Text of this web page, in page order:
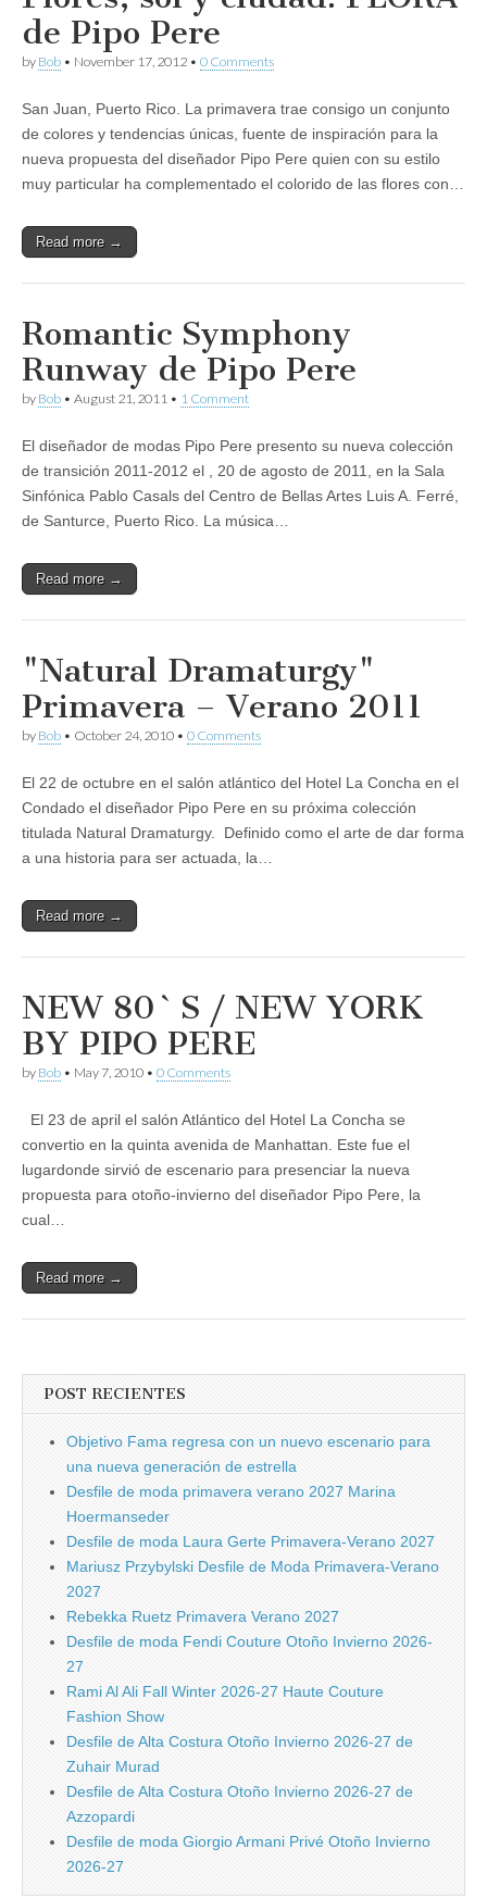
de Pipo Pere
by Bob • November 17, 2012 • 0 Comments
San Juan, Puerto Rico. La primavera trae consigo un conjunto
de colores y tendencias únicas, fuente de inspiración para la
nueva propuesta del diseñador Pipo Pere quien con su estilo
muy particular ha complementado el colorido de las flores con…
Read more →
Romantic Symphony
Runway de Pipo Pere
by Bob • August 21, 2011 • 1 Comment
El diseñador de modas Pipo Pere presento su nueva colección
de transición 2011-2012 el , 20 de agosto de 2011, en la Sala
Sinfónica Pablo Casals del Centro de Bellas Artes Luis A. Ferré,
de Santurce, Puerto Rico. La música…
Read more →
"Natural Dramaturgy"
Primavera – Verano 2011
by Bob • October 24, 2010 • 0 Comments
El 22 de octubre en el salón atlántico del Hotel La Concha en el
Condado el diseñador Pipo Pere en su próxima colección
titulada Natural Dramaturgy. Definido como el arte de dar forma
a una historia para ser actuada, la…
Read more →
NEW 80`S / NEW YORK
BY PIPO PERE
by Bob • May 7, 2010 • 0 Comments
El 23 de april el salón Atlántico del Hotel La Concha se
convertio en la quinta avenida de Manhattan. Este fue el
lugardonde sirvió de escenario para presenciar la nueva
propuesta para otoño-invierno del diseñador Pipo Pere, la
cual…
Read more →
POST RECIENTES
Objetivo Fama regresa con un nuevo escenario para
una nueva generación de estrella
Desfile de moda primavera verano 2027 Marina
Hoermanseder
Desfile de moda Laura Gerte Primavera-Verano 2027
Mariusz Przybylski Desfile de Moda Primavera-Verano
2027
Rebekka Ruetz Primavera Verano 2027
Desfile de moda Fendi Couture Otoño Invierno 2026-
27
Rami Al Ali Fall Winter 2026-27 Haute Couture
Fashion Show
Desfile de Alta Costura Otoño Invierno 2026-27 de
Zuhair Murad
Desfile de Alta Costura Otoño Invierno 2026-27 de
Azzopardi
Desfile de moda Giorgio Armani Privé Otoño Invierno
2026-27